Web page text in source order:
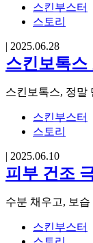
스킨부스터
스토리
| 2025.06.28
스킨보톡스
스킨보톡스, 정말
스킨부스터
스토리
| 2025.06.10
피부 건조
수분 채우고, 보습
스킨부스터